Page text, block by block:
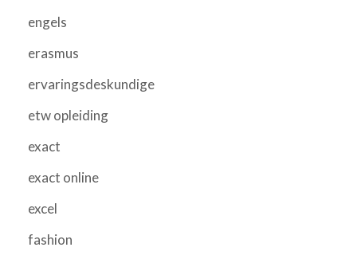
engels
erasmus
ervaringsdeskundige
etw opleiding
exact
exact online
excel
fashion